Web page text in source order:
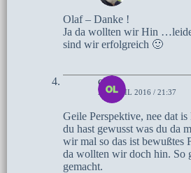
Olaf – Danke !
Ja da wollten wir Hin
sind wir erfolgreich 🙂
olaf
20. APRIL 2016 / 21:37
Geile Perspektive, nee dat
du hast gewusst was du da
wir mal so das ist bewußtes
da wollten wir doch hin. So
gemacht.